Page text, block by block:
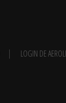
LOGIN DE